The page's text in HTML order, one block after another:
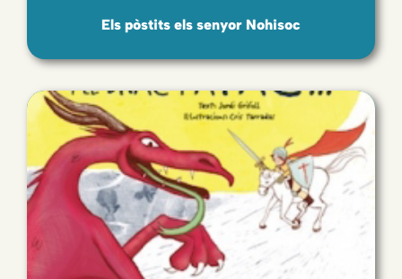
Els pòstits els senyor Nohisoc